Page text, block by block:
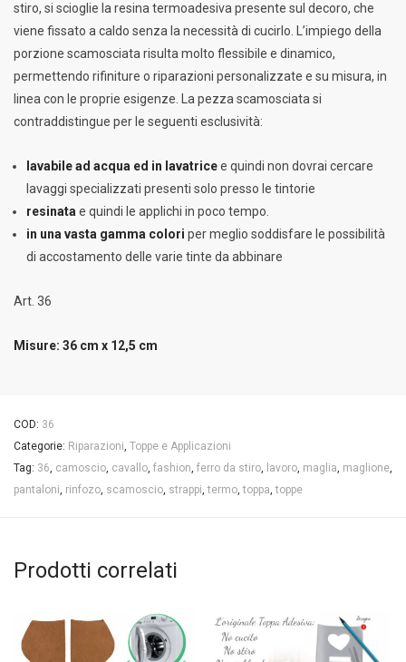
stiro, si scioglie la resina termoadesiva presente sul decoro, che
viene fissato a caldo senza la necessità di cucirlo. L’impiego della
porzione scamosciata risulta molto flessibile e dinamico,
permettendo rifiniture o riparazioni personalizzate e su misura, in
linea con le proprie esigenze. La pezza scamosciata si
contraddistingue per le seguenti esclusività:
lavabile ad acqua ed in lavatricee quindi non dovrai cercare
lavaggi specializzati presenti solo presso le tintorie
resinata e quindi le applichi in poco tempo.
in una vasta gamma colori per meglio soddisfare le possibilità
di accostamento delle varie tinte da abbinare
Art. 36
Misure: 36 cm x 12,5 cm
COD: 36
Categorie: Riparazioni, Toppe e Applicazioni
Tag: 36, camoscio, cavallo, fashion, ferro da stiro, lavoro, maglia, maglione,
pantaloni, rinfozo, scamoscio, strappi,termo,toppa,toppe
Prodotti correlati